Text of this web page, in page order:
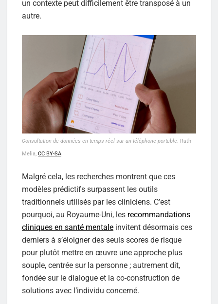
un contexte peut difficilement être transposé à un
autre.
Consultation de données en temps réel sur un téléphone portable. Ruth
Melia, CC BY-SA
Malgré cela, les recherches montrent que ces
modèles prédictifs surpassent les outils
traditionnels utilisés par les cliniciens. C’est
pourquoi, au Royaume-Uni, les recommandations
cliniques en santé mentale invitent désormais ces
derniers à s’éloigner des seuls scores de risque
pour plutôt mettre en œuvre une approche plus
souple, centrée sur la personne ; autrement dit,
fondée sur le dialogue et la co-construction de
solutions avec l’individu concerné.